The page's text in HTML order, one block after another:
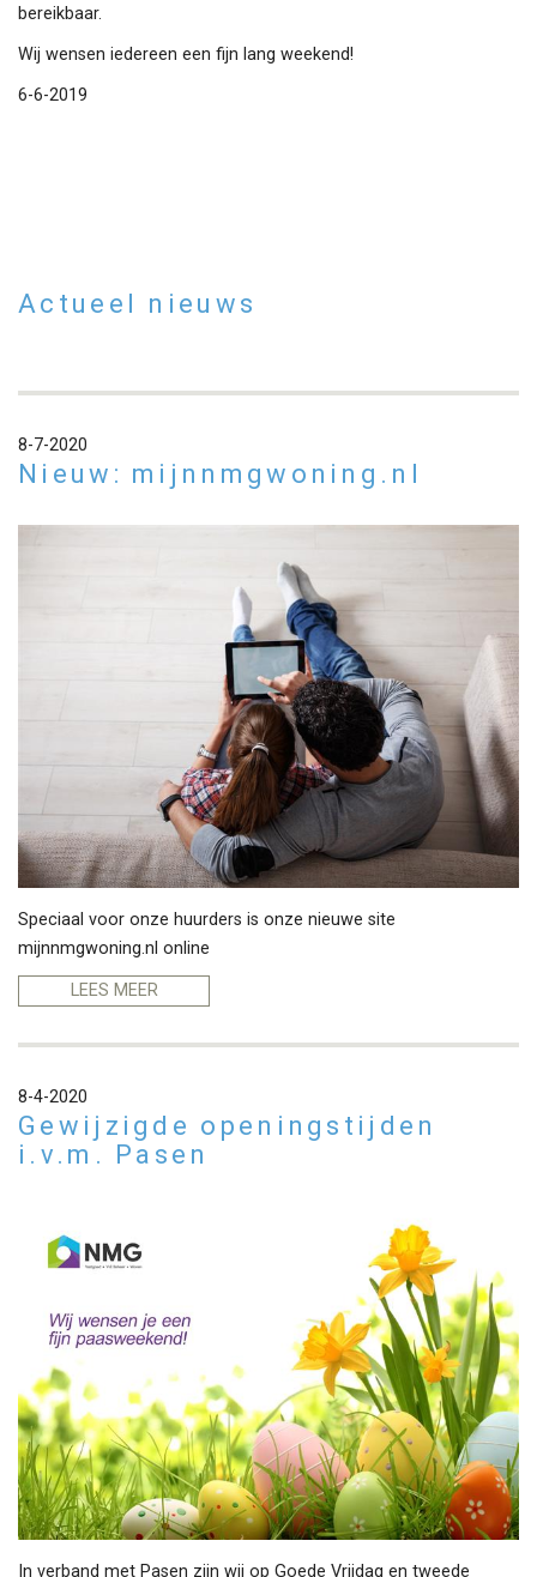
bereikbaar.
Wij wensen iedereen een fijn lang weekend!
6-6-2019
Actueel nieuws
8-7-2020
Nieuw: mijnnmgwoning.nl
Speciaal voor onze huurders is onze nieuwe site
mijnnmgwoning.nl online
LEES MEER
8-4-2020
Gewijzigde openingstijden
i.v.m. Pasen
In verband met Pasen zijn wij op Goede Vrijdag en tweede